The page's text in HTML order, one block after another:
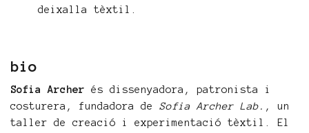
deixalla tèxtil.
bio
Sofia Archer és dissenyadora, patronista i
costurera, fundadora de Sofia Archer Lab. , un
taller de creació i experimentació tèxtil. El